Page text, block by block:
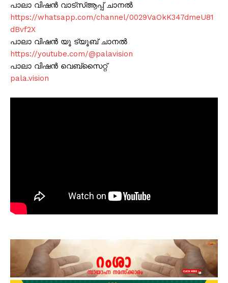
പാലാ വിഷൻ വാട്സ്ആപ്പ് ചാനൽ
https://whatsapp.com/channel/0029VaOkK347dmeU81
dBvf2X
പാലാ വിഷൻ യൂ ട്യൂബ് ചാനൽ
https://youtube.com/@palavision
പാലാ വിഷൻ വെബ്സൈറ്റ്
pala.vision